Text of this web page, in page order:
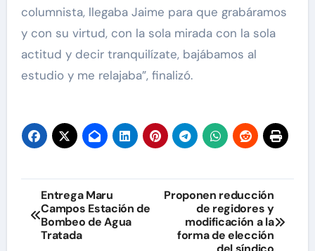
columnista, llegaba Jaime para que grabáramos
y con su virtud, con la sola mirada con la sola
actitud y decir tranquilízate, bajábamos al
estudio y me relajaba”, finalizó.
Navegación
de
Entrega Maru
Campos Estación de
Bombeo de Agua
Tratada
Proponen reducción
de regidores y
modificación a la
forma de elección